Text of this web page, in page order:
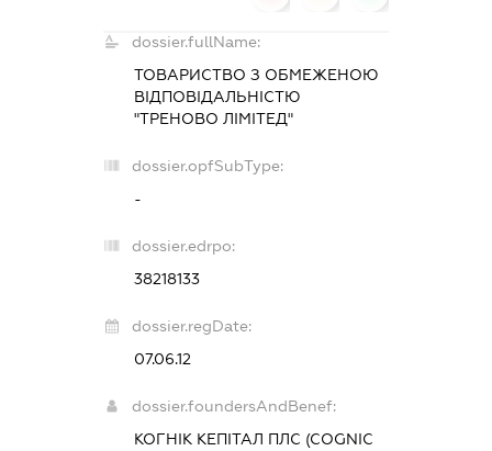
dossier.fullName:
ТОВАРИСТВО З ОБМЕЖЕНОЮ
ВІДПОВІДАЛЬНІСТЮ
"ТРЕНОВО ЛІМІТЕД"
dossier.opfSubType:
-
dossier.edrpo:
38218133
dossier.regDate:
07.06.12
dossier.foundersAndBenef:
КОГНІК КЕПІТАЛ ПЛС (СOGNIC